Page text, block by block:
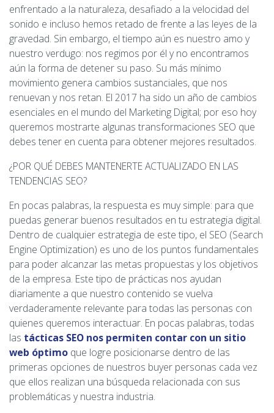
enfrentado a la naturaleza, desafiado a la velocidad del
sonido e incluso hemos retado de frente a las leyes de la
gravedad. Sin embargo, el tiempo aún es nuestro amo y
nuestro verdugo: nos regimos por él y no encontramos
aún la forma de detener su paso. Su más mínimo
movimiento genera cambios sustanciales, que nos
renuevan y nos retan. El 2017 ha sido un año de cambios
esenciales en el mundo del Marketing Digital; por eso hoy
queremos mostrarte algunas transformaciones SEO que
debes tener en cuenta para obtener mejores resultados.
¿POR QUÉ DEBES MANTENERTE ACTUALIZADO EN LAS
TENDENCIAS SEO?
En pocas palabras, la respuesta es muy simple: para que
puedas generar buenos resultados en tu estrategia digital.
Dentro de cualquier estrategia de este tipo, el SEO (Search
Engine Optimization) es uno de los puntos fundamentales
para poder alcanzar las metas propuestas y los objetivos
de la empresa. Este tipo de prácticas nos ayudan
diariamente a que nuestro contenido se vuelva
verdaderamente relevante para todas las personas con
quienes queremos interactuar. En pocas palabras, todas
las tácticas SEO nos permiten contar con un sitio
web óptimo que logre posicionarse dentro de las
primeras opciones de nuestros buyer personas cada vez
que ellos realizan una búsqueda relacionada con sus
problemáticas y nuestra industria.